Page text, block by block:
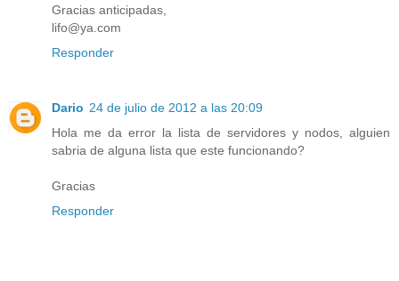
Gracias anticipadas,
lifo@ya.com
Responder
Dario 24 de julio de 2012 a las 20:09
Hola me da error la lista de servidores y nodos, alguien
sabria de alguna lista que este funcionando?
Gracias
Responder